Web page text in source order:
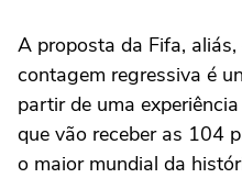
A proposta da Fifa,
contagem regressiva é
partir de uma
que vão receber as 104
o maior mundial da